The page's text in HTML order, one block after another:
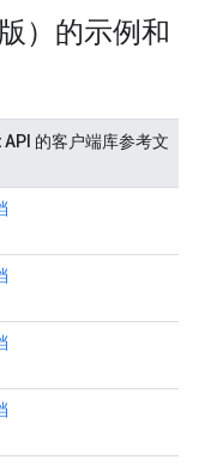
）的示例和
API 的客户端库参考文